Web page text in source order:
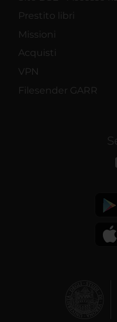
Prestito libri
Missioni
Acquisti
VPN
Filesender GARR